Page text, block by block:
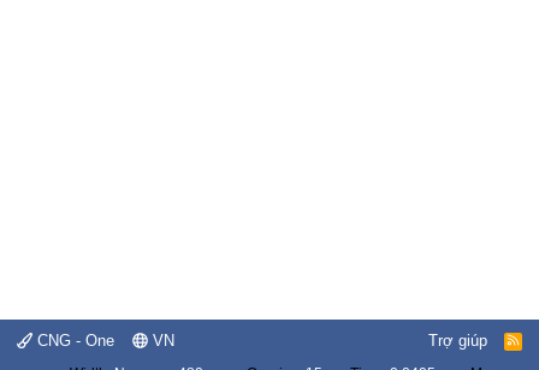
CNG - One VN Trợ giúp
R